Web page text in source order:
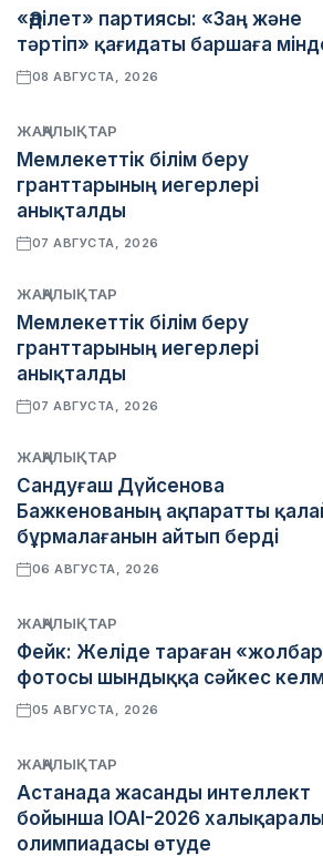
«Әділет» партиясы: «Заң және
тәртіп» қағидаты баршаға
08 АВГУСТА, 2026
ЖАҢАЛЫҚТАР
Мемлекеттік білім беру
гранттарының иегерлері
анықталды
07 АВГУСТА, 2026
ЖАҢАЛЫҚТАР
Мемлекеттік білім беру
гранттарының иегерлері
анықталды
07 АВГУСТА, 2026
ЖАҢАЛЫҚТАР
Сандуғаш Дүйсенова
Бажкенованың ақпаратты
бұрмалағанын айтып берді
06 АВГУСТА, 2026
ЖАҢАЛЫҚТАР
Фейк: Желіде тараған
фотосы шындыққа сәйкес
05 АВГУСТА, 2026
ЖАҢАЛЫҚТАР
Астанада жасанды интеллект
бойынша IOAI-2026
олимпиадасы өтуде